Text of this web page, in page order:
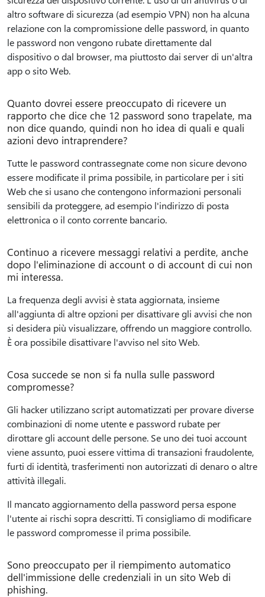
altro software di sicurezza (ad esempio VPN) non ha alcuna
relazione con la compromissione delle password, in quanto
le password non vengono rubate direttamente dal
dispositivo o dal browser, ma piuttosto dai server di un'altra
app o sito Web.
Quanto dovrei essere preoccupato di ricevere un
rapporto che dice che 12 password sono trapelate, ma
non dice quando, quindi non ho idea di quali e quali
azioni devo intraprendere?
Tutte le password contrassegnate come non sicure devono
essere modificate il prima possibile, in particolare per i siti
Web che si usano che contengono informazioni personali
sensibili da proteggere, ad esempio l'indirizzo di posta
elettronica o il conto corrente bancario.
Continuo a ricevere messaggi relativi a perdite, anche
dopo l'eliminazione di account o di account di cui non
mi interessa.
La frequenza degli avvisi è stata aggiornata, insieme
all'aggiunta di altre opzioni per disattivare gli avvisi che non
si desidera più visualizzare, offrendo un maggiore controllo.
È ora possibile disattivare l'avviso nel sito Web.
Cosa succede se non si fa nulla sulle password
compromesse?
Gli hacker utilizzano script automatizzati per provare diverse
combinazioni di nome utente e password rubate per
dirottare gli account delle persone. Se uno dei tuoi account
viene assunto, puoi essere vittima di transazioni fraudolente,
furti di identità, trasferimenti non autorizzati di denaro o altre
attività illegali.
Il mancato aggiornamento della password persa espone
l'utente ai rischi sopra descritti. Ti consigliamo di modificare
le password compromesse il prima possibile.
Sono preoccupato per il riempimento automatico
dell'immissione delle credenziali in un sito Web di
phishing.